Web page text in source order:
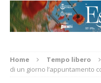
Home Tempo libero
di un giorno l’appuntamento